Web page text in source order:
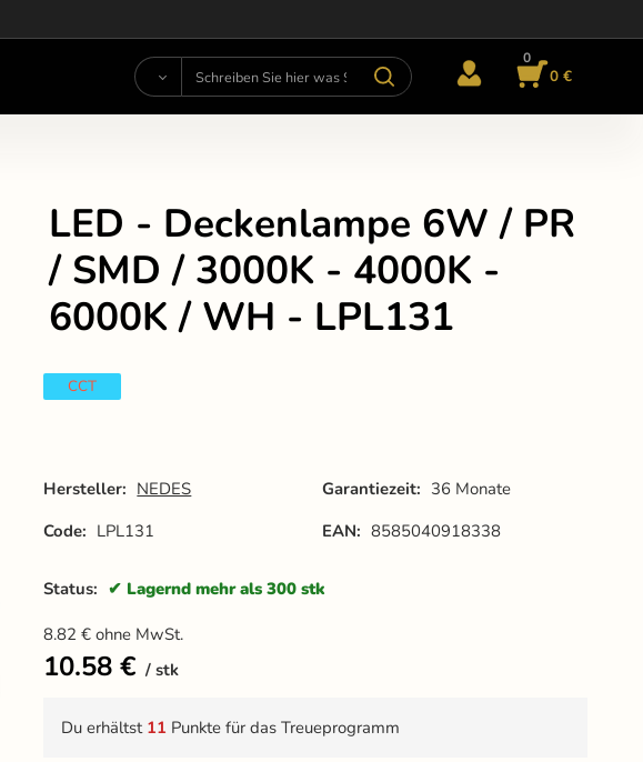
0
0 €
LED - Deckenlampe 6W / PR
/ SMD / 3000K - 4000K -
6000K / WH - LPL131
CCT
Hersteller: NEDES Garantiezeit: 36 Monate
Code: LPL131 EAN: 8585040918338
Status: Lagernd mehr als 300 stk
8.82 €ohne MwSt.
10.58 € stk
Du erhältst 11 Punkte für das Treueprogramm